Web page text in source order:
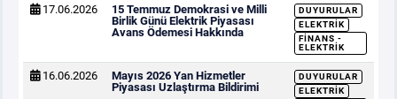
17.06.2026
15 Temmuz Demokrasi ve Milli
Birlik Günü Elektrik Piyasası
Avans Ödemesi Hakkında
DUYURULAR
ELEKTRIK
FINANS -
ELEKTRIK
16.06.2026
Mayıs 2026 Yan Hizmetler
Piyasası Uzlaştırma Bildirimi
DUYURULAR
ELEKTRIK